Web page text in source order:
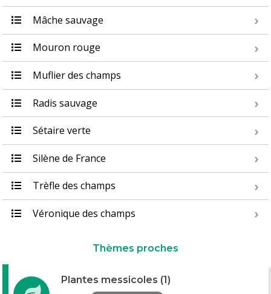
Mâche sauvage
Mouron rouge
Muflier des champs
Radis sauvage
Sétaire verte
Silène de France
Trèfle des champs
Véronique des champs
Thèmes proches
Plantes messicoles (1)